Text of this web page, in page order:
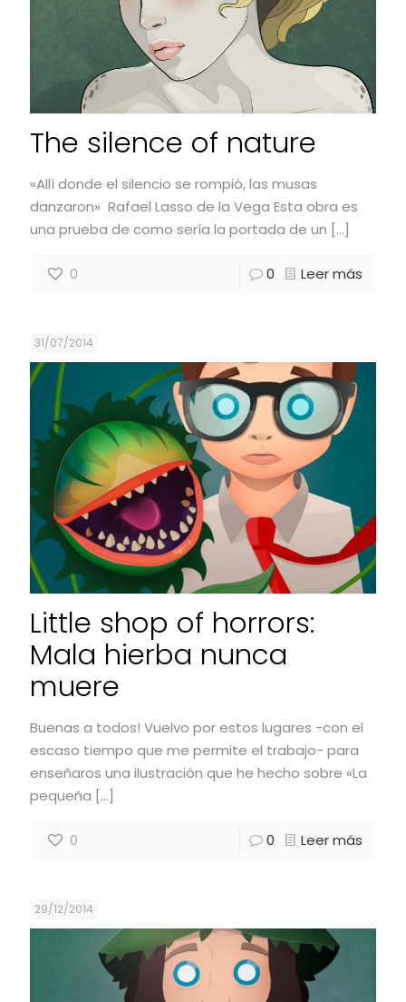
The silence of nature
«Allí donde el silencio se rompió, las musas
danzaron» Rafael Lasso de la Vega Esta obra es
una prueba de como sería la portada de un […]
0 0 Leer más
31/07/2014
Little shop of horrors:
Mala hierba nunca
muere
Buenas a todos! Vuelvo por estos lugares -con el
escaso tiempo que me permite el trabajo- para
enseñaros una ilustración que he hecho sobre «La
pequeña […]
0 0 Leer más
29/12/2014